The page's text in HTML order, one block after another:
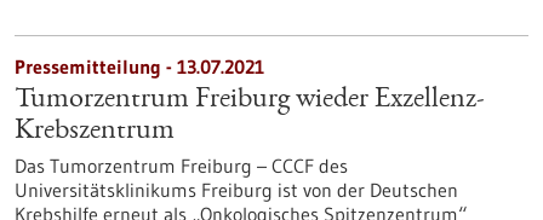
Pressemitteilung - 13.07.2021
Tumorzentrum Freiburg wieder Exzellenz-
Krebszentrum
Das Tumorzentrum Freiburg – CCCF des
Universitätsklinikums Freiburg ist von der Deutschen
Krebshilfe erneut als „Onkologisches Spitzenzentrum“